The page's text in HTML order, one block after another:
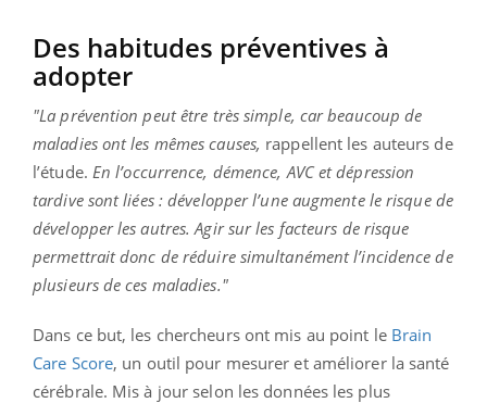
Des habitudes préventives à
adopter
"La prévention peut être très simple, car beaucoup de
maladies ont les mêmes causes, rappellent les auteurs de
l’étude. En l’occurrence, démence, AVC et dépression
tardive sont liées : développer l’une augmente le risque de
développer les autres. Agir sur les facteurs de risque
permettrait donc de réduire simultanément l’incidence de
plusieurs de ces maladies."
Dans ce but, les chercheurs ont mis au point le Brain
Care Score, un outil pour mesurer et améliorer la santé
cérébrale. Mis à jour selon les données les plus